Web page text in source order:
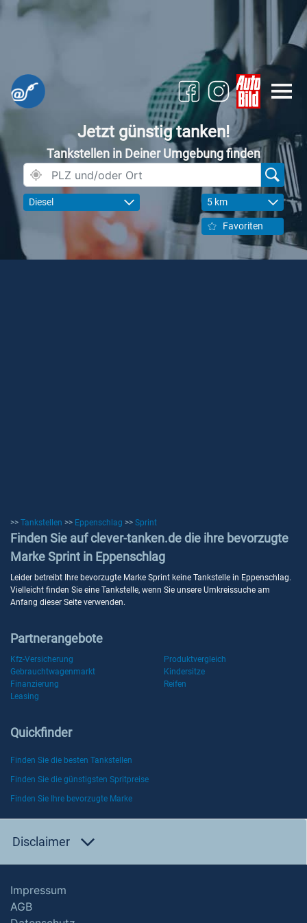
Jetzt günstig tanken!
Tankstellen in Deiner Umgebung finden
Diesel 5 km
Favoriten
>> Tankstellen >> Eppenschlag >> Sprint
Finden Sie auf clever-tanken.de die ihre bevorzugte
Marke Sprint in Eppenschlag
Leider betreibt Ihre bevorzugte Marke Sprint keine Tankstelle in Eppenschlag.
Vielleicht finden Sie eine Tankstelle, wenn Sie unsere Umkreissuche am
Anfang dieser Seite verwenden.
Partnerangebote
Kfz-Versicherung
Produktvergleich
Gebrauchtwagenmarkt
Kindersitze
Finanzierung
Reifen
Leasing
Quickfinder
Finden Sie die besten Tankstellen
Finden Sie die günstigsten Spritpreise
Finden Sie Ihre bevorzugte Marke
Disclaimer
Impressum
AGB